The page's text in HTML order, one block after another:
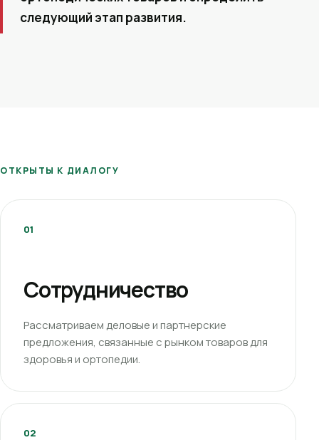
следующий этап развития.
ОТКРЫТЫ К ДИАЛОГУ
01
Сотрудничество
Рассматриваем деловые и партнерские
предложения, связанные с рынком товаров для
здоровья и ортопедии.
02